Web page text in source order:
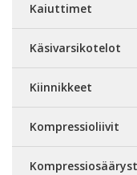
Kaiuttimet
Käsivarsikotelot
Kiinnikkeet
Kompressioliivit